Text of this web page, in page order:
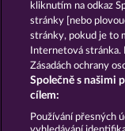
Podmínky
Kontakt
Glosář
kliknutím na odkaz
stránky [nebo
stránky, pokud je to
Internetová
Zásadách ochrany
Společně s našimi
cílem:
Používání přesných